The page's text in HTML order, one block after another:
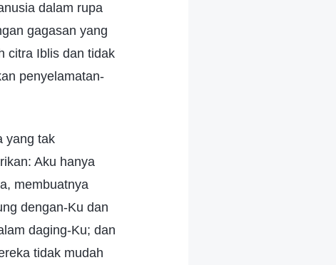
dalam rupa
gagasan yang
citra Iblis dan tidak
penyelamatan-
yang tak
Aku hanya
membuatnya
dengan-Ku dan
daging-Ku; dan
tidak mudah